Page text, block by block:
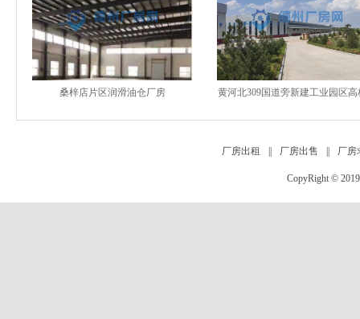
桑梓店片区润滑油仓厂房 黄河北309国道旁新建工业园区高
厂房出租 厂房出售 厂房
CopyRight ©